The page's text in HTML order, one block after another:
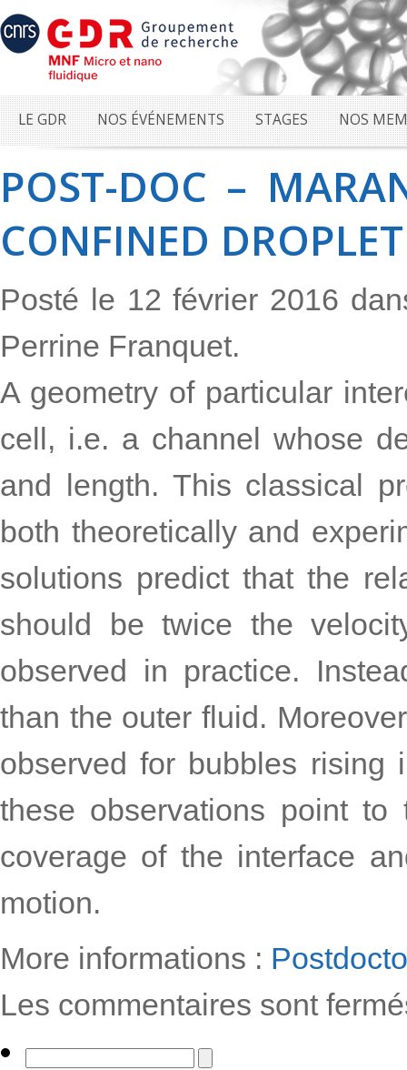
LE GDR NOS ÉVÉNEMENTS STAGES NOS
POST-DOC –
CONFINED DROPLET
Posté le 12 février 2016
Perrine Franquet.
A geometry of particular
cell, i.e. a channel whose
and length. This classical
both theoretically and
solutions predict that the
should be twice the
observed in practice.
than the outer fluid.
observed for bubbles
these observations point
coverage of the interface
motion.
More informations :
Les commentaires sont